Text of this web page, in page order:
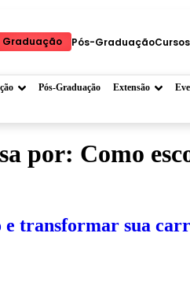
Graduação Pós-Graduação
Pós-Graduação Extensão
por: Como
e transformar sua